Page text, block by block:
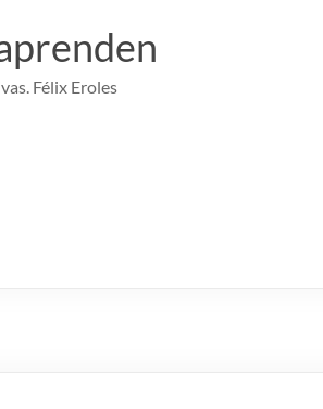
Félix Eroles